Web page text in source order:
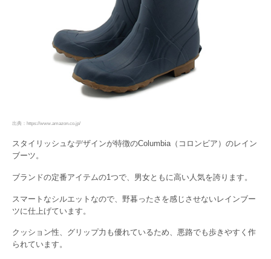
出典：https://www.amazon.co.jp/
スタイリッシュなデザインが特徴のColumbia（コロンビア）のレイン
ブーツ。
ブランドの定番アイテムの1つで、男女ともに高い人気を誇ります。
スマートなシルエットなので、野暮ったさを感じさせないレインブー
ツに仕上げています。
クッション性、グリップ力も優れているため、悪路でも歩きやすく作
られています。